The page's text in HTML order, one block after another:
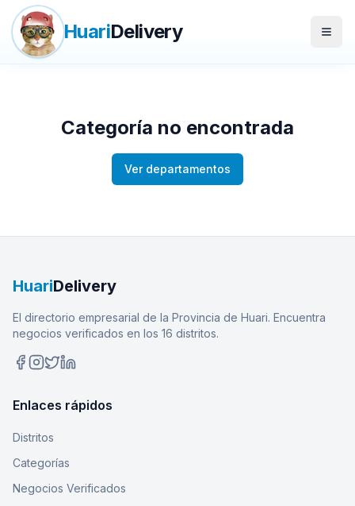
HuariDelivery Abrir
Categoría no encontrada
Ver departamentos
HuariDelivery
El directorio empresarial de la Provincia de Huari. Encuentra
negocios verificados en los 16 distritos.
Enlaces rápidos
Distritos
Categorías
Negocios Verificados